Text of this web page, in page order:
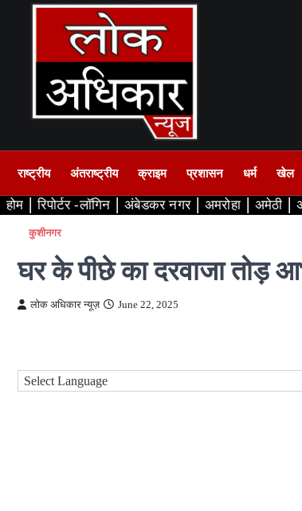
राष्ट्रीय अंतराष्ट्रीय क्राइम प्रशासन धर्म खेल
होम रिपोर्टर -लॉगिन अंबेडकर नगर अमरोहा अमेठी
कुशीनगर
घर के पीछे का दरवाजा तोड़
लोक अधिकार न्यूज़ June 22, 2025